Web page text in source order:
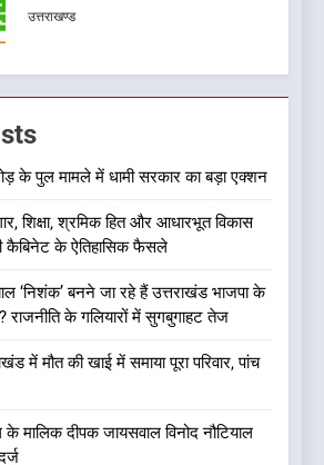
गोदियाल की टीम घोषित
उत्तराखण्ड
को भाजपा ने दी नई जिम्मेदारी ,इन पूर्व
देखें वीडियो:कांग्रेस का 2027 के
चुनाव जीतने पर फोकस पूरा, लेकिन
संगठन अभी भी अधूरा, कार्यकारिणी
को लेकर क्या बोले गोदियाल
उत्तराखण्ड
धामी सरकार का बड़ा एक्शन
के पुल मामले में धामी सरकार का बड़ा एक्शन
शिक्षा, श्रमिक हित और आधारभूत विकास
कैबिनेट के ऐतिहासिक फैसले
‘निशंक’ बनने जा रहे हैं उत्तराखंड भाजपा के
राजनीति के गलियारों में सुगबुगाहट तेज
में मौत की खाई में समाया पूरा परिवार, पांच
के मालिक दीपक जायसवाल विनोद नौटियाल